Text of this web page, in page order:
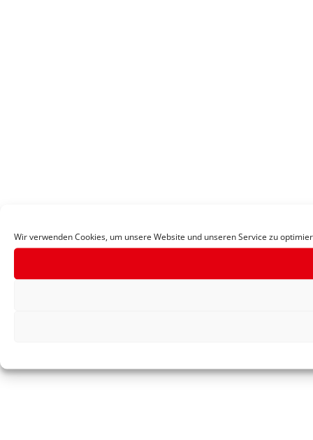
Wir verwenden Cookies, um unsere Website und unseren Service zu